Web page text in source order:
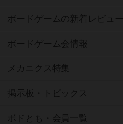
ボードゲームの新着レビュー
ボードゲーム会情報
メカニクス特集
掲示板・トピックス
ボドとも・会員一覧